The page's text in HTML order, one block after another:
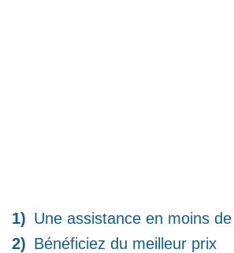
Une assistance en moins
Bénéficiez du meilleur prix